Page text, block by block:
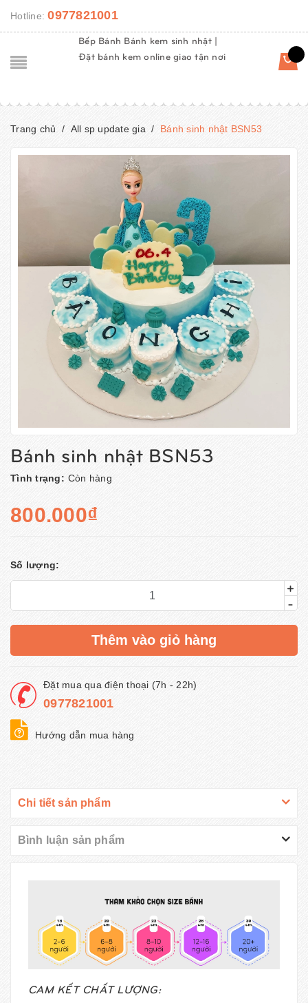
Hotline:0977821001
Bếp Bánh Bánh kem sinh nhật |
Đặt bánh kem online giao tận nơi
Trang chủ / All sp update gia / Bánh sinh nhật BSN53
Bánh sinh nhật BSN53
Tình trạng: Còn hàng
800.000₫
Số lượng:
+
-
Thêm vào giỏ hàng
Đặt mua qua điện thoại (7h - 22h)
0977821001
Hướng dẫn mua hàng
Chi tiết sản phẩm
Bình luận sản phẩm
CAM KẾT CHẤT LƯỢNG: